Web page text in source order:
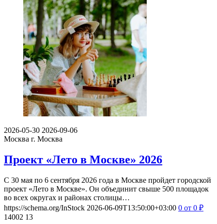
2026-05-30 2026-09-06
Москва г. Москва
Проект «Лето в Москве» 2026
С 30 мая по 6 сентября 2026 года в Москве пройдет городской
проект «Лето в Москве». Он объединит свыше 500 площадок
во всех округах и районах столицы…
https://schema.org/InStock 2026-06-09T13:50:00+03:00 0 от 0 ₽
14002 13